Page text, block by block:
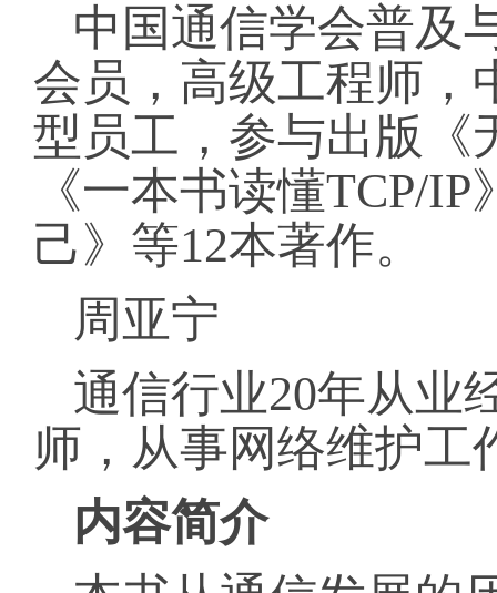
中国通信学会普及
会员，高级工程师，
型员工，参与出版《
《一本书读懂TCP/
己》等12本著作。
周亚宁
通信行业20年从业
师，从事网络维护工
内容简介